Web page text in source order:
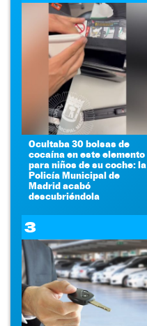
Ocultaba 30 bolsas de
cocaína en este elemento
para niños de su coche: la
Policía Municipal de
Madrid acabó
descubriéndola
3